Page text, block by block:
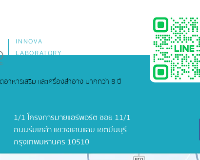
1/1 โครงการมายแอร์พอร์ต ซอย 11/1
ถนนร่มเกล้า แขวงแสนแสบ เขตมีนบุรี
กรุงเทพมหานคร 10510
INNOVA
LABORATORY
าหารเสริม และเครื่องสำอาง มากกว่า 8 ปี